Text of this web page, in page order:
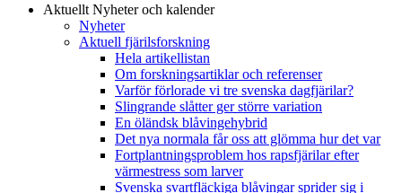
Aktuellt Nyheter och kalender
Nyheter
Aktuell fjärilsforskning
Hela artikellistan
Om forskningsartiklar och referenser
Varför förlorade vi tre svenska dagfjärilar?
Slingrande slåtter ger större variation
En öländsk blåvingehybrid
Det nya normala får oss att glömma hur det var
Fortplantningsproblem hos rapsfjärilar efter
värmestress som larver
Svenska svartfläckiga blåvingar sprider sig i